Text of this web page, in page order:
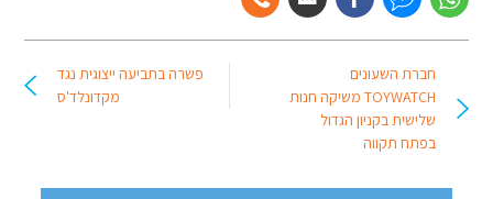
חברת השעונים
TOYWATCH משיקה חנות
שלישית בקניון הגדול
בפתח תקווה
פשרה בתביעה ייצוגית נגד
מקדונלד'ס